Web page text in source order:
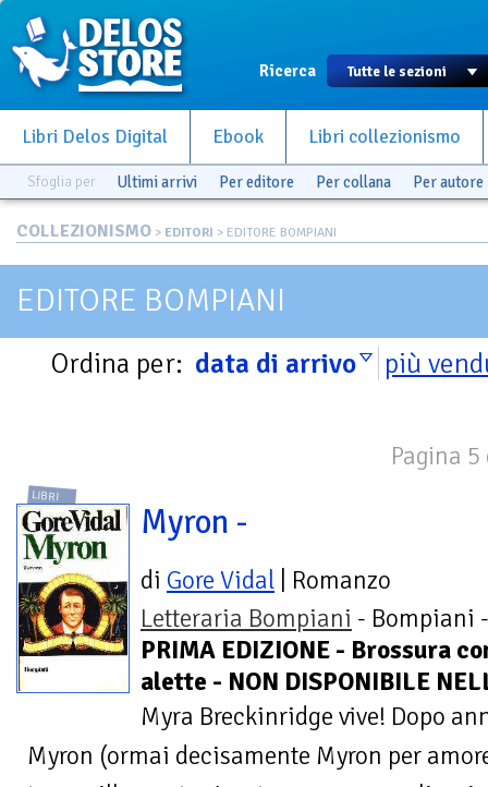
Ricerca
Libri Delos Digital Ebook Libri collezionismo
Sfoglia per Ultimi arrivi Per editore Per collana Per autore
COLLEZIONISMO > EDITORI > EDITORE BOMPIANI
EDITORE BOMPIANI
Ordina per: data di arrivo più
Pagina 5
LIBRI
Myron -
di Gore Vidal | Romanzo
Letteraria Bompiani - Bompiani -
PRIMA EDIZIONE - Brossura
alette - NON DISPONIBILE
Myra Breckinridge vive! Dopo
Myron (ormai decisamente Myron per